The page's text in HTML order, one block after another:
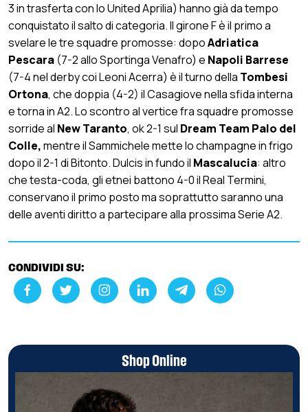
3 in trasferta con lo United Aprilia) hanno già da tempo
conquistato il salto di categoria. Il girone F è il primo a
svelare le tre squadre promosse: dopoAdriatica
Pescara (7-2 allo Sportinga Venafro) e Napoli Barrese
(7-4 nel derby coi Leoni Acerra) è il turno della Tombesi
Ortona, che doppia (4-2) il Casagiove nella sfida interna
e torna in A2. Lo scontro al vertice fra squadre promosse
sorride al New Taranto, ok 2-1 sul Dream Team Palo del
Colle,mentre il Sammichele mette lo champagne in frigo
dopo il 2-1 di Bitonto. Dulcis in fundo il Mascalucia: altro
che testa-coda, gli etnei battono 4-0 il Real Termini,
conservano il primo posto ma soprattutto saranno una
delle aventi diritto a partecipare alla prossima Serie A2.
CONDIVIDI SU:
Shop Online